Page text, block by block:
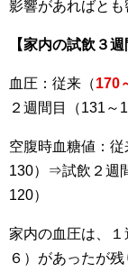
影響があればとも
【家内の試飲３週
血圧：従来（170
２週間目（131～
空腹時血糖値：従
130）⇒試飲２週
120）
家内の血圧は、
６）があったが